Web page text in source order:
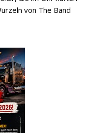
von The Band